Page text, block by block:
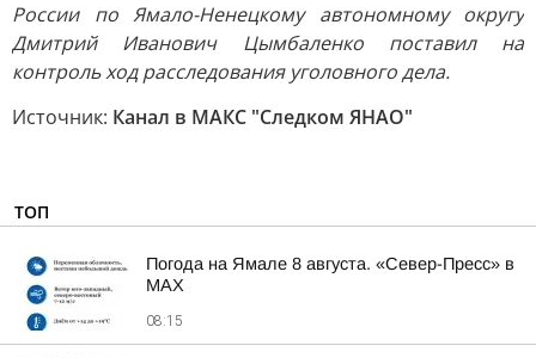
России по Ямало-Ненецкому автономному округу
Дмитрий Иванович Цымбаленко поставил на
контроль ход расследования уголовного дела.
Источник: Канал в МАКС "Следком ЯНАО"
ТОП
Погода на Ямале 8 августа. «Север-Пресс» в
MAX
08:15